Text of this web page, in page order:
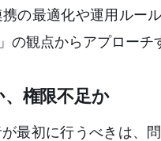
の最適化や運用ルー
観点からアプローチ
権限不足か
最初に行うべきは、